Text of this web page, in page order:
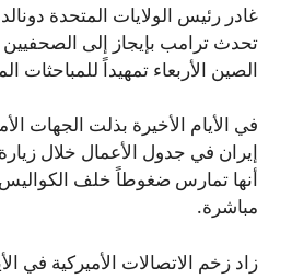
غادر رئيس الولايات المتحدة
تحدث ترامب بإيجاز إلى
الصين الأربعاء تمهيداً
في الأيام الأخيرة بذلت
إيران في جدول الأعمال خلال
أنها تمارس ضغوطاً خلف الكواليس
مباشرة.
زاد زخم الاتصالات الأميركية في